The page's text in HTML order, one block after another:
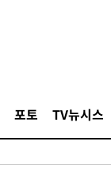
포토 TV뉴시스